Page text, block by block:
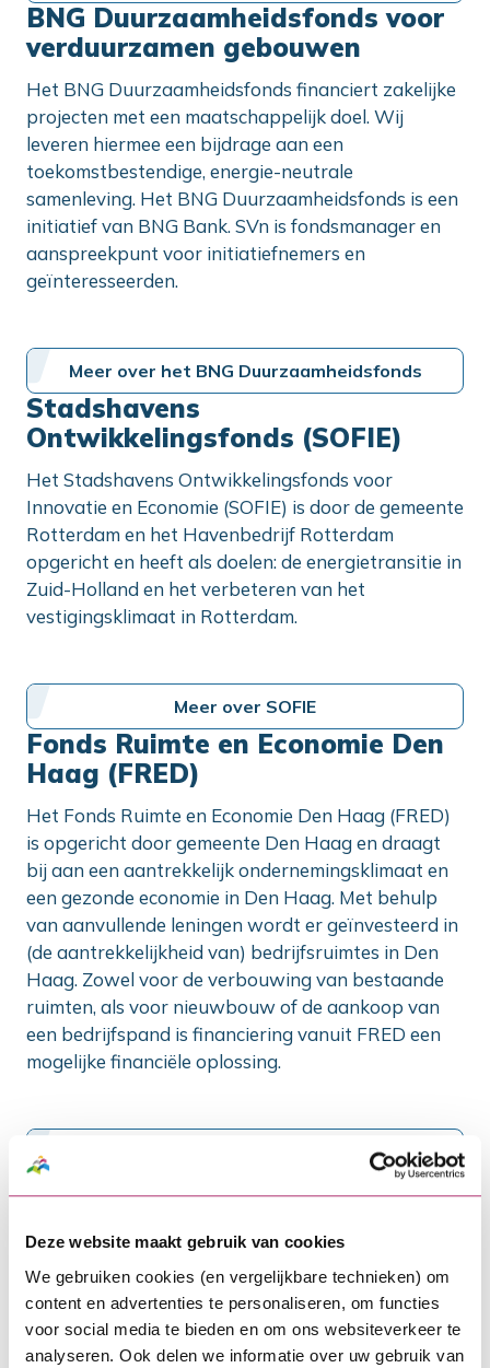
Deze website maakt gebruik van cookies
We gebruiken cookies (en vergelijkbare technieken) om
content en advertenties te personaliseren, om functies
voor social media te bieden en om ons websiteverkeer te
analyseren. Ook delen we informatie over uw gebruik van
BNG Duurzaamheidsfonds voor
verduurzamen gebouwen
Het BNG Duurzaamheidsfonds financiert zakelijke
projecten met een maatschappelijk doel. Wij
leveren hiermee een bijdrage aan een
toekomstbestendige, energie-neutrale
samenleving. Het BNG Duurzaamheidsfonds is een
initiatief van BNG Bank. SVn is fondsmanager en
aanspreekpunt voor initiatiefnemers en
geïnteresseerden.
Meer over het BNG Duurzaamheidsfonds
Stadshavens
Ontwikkelingsfonds (SOFIE)
Het Stadshavens Ontwikkelingsfonds voor
Innovatie en Economie (SOFIE) is door de gemeente
Rotterdam en het Havenbedrijf Rotterdam
opgericht en heeft als doelen: de energietransitie in
Zuid-Holland en het verbeteren van het
vestigingsklimaat in Rotterdam.
Meer over SOFIE
Fonds Ruimte en Economie Den
Haag (FRED)
Het Fonds Ruimte en Economie Den Haag (FRED)
is opgericht door gemeente Den Haag en draagt
bij aan een aantrekkelijk ondernemingsklimaat en
een gezonde economie in Den Haag. Met behulp
van aanvullende leningen wordt er geïnvesteerd in
(de aantrekkelijkheid van) bedrijfsruimtes in Den
Haag. Zowel voor de verbouwing van bestaande
ruimten, als voor nieuwbouw of de aankoop van
een bedrijfspand is financiering vanuit FRED een
mogelijke financiële oplossing.
Energiefonds Den Haag voor
van de gemeente Den Haag en ondersteunt
duurzame energieprojecten in de Haagse stad en
in de provincie Zuid-Holland. ED is gericht op